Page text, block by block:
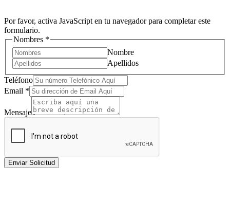
Por favor, activa JavaScript en tu navegador para completar este
formulario.
Nombres *
Nombre
Apellidos
Teléfono
Email *
Mensaje
Enviar Solicitud